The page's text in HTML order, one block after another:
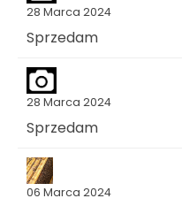
28 Marca 2024
Sprzedam
28 Marca 2024
Sprzedam
06 Marca 2024